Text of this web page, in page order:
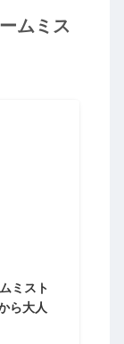
ムミス
ミスト
ら大人